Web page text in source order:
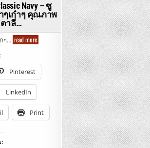
Navy – ซู
ๆเก๋าๆ คุณภาพ
าลี่…
ๆ… read moreSuperga
2750
Navy
ซู
เปอร์
ผ้าใบ
ธร
รม
ดาๆ
เก๋าๆ
Pinterest
LinkedIn
Print